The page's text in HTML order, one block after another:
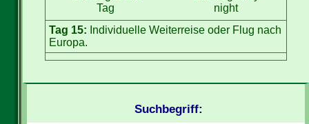
Tag
night
Tag 15: Individuelle Weiterreise oder Flug nach
Europa.
Suchbegriff: